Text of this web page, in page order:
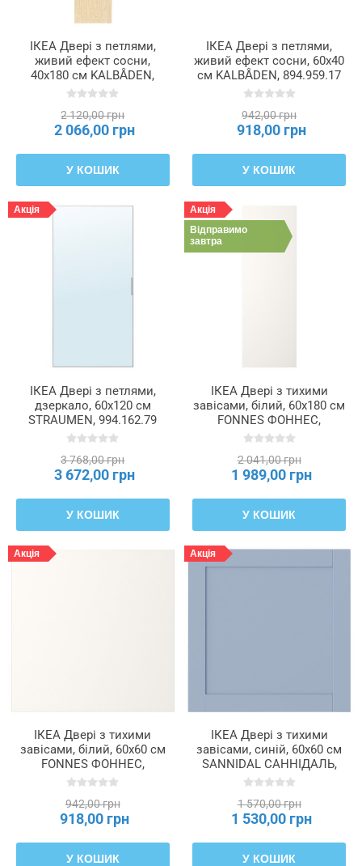
ІКЕА Двері з петлями,
живий ефект сосни,
40x180 см KALBÅDEN,
094.959.02
2 120,00 грн
2 066,00 грн
У КОШИК
ІКЕА Двері з петлями,
живий ефект сосни, 60x40
см KALBÅDEN, 894.959.17
942,00 грн
918,00 грн
У КОШИК
Акція
ІКЕА Двері з петлями,
дзеркало, 60x120 см
STRAUMEN, 994.162.79
3 768,00 грн
3 672,00 грн
У КОШИК
Акція
Відправимо
завтра
ІКЕА Двері з тихими
завісами, білий, 60x180 см
FONNES ФОННЕС,
396.311.73
2 041,00 грн
1 989,00 грн
У КОШИК
Акція
ІКЕА Двері з тихими
завісами, білий, 60x60 см
FONNES ФОННЕС,
496.311.77
942,00 грн
918,00 грн
У КОШИК
Акція
ІКЕА Двері з тихими
завісами, синій, 60x60 см
SANNIDAL САННІДАЛЬ,
496.312.62
1 570,00 грн
1 530,00 грн
У КОШИК